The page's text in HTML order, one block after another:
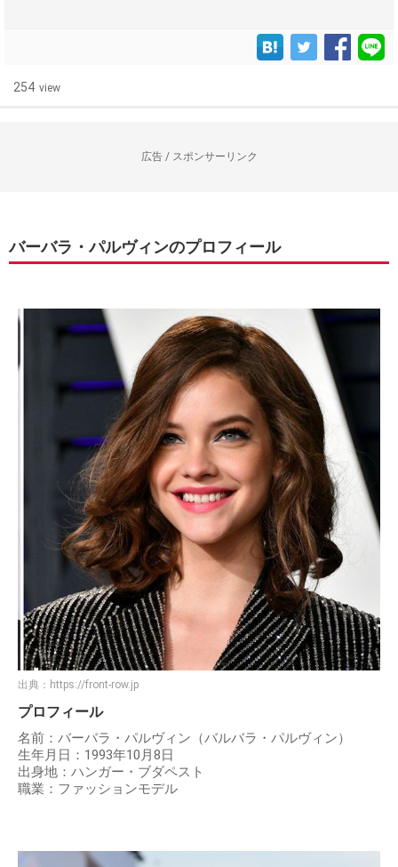
254 view
広告 / スポンサーリンク
バーバラ・パルヴィンのプロフィール
出典： https://front-row.jp
プロフィール
名前：バーバラ・パルヴィン（バルバラ・パルヴィン）
生年月日：1993年10月8日
出身地：ハンガー・ブダペスト
職業：ファッションモデル